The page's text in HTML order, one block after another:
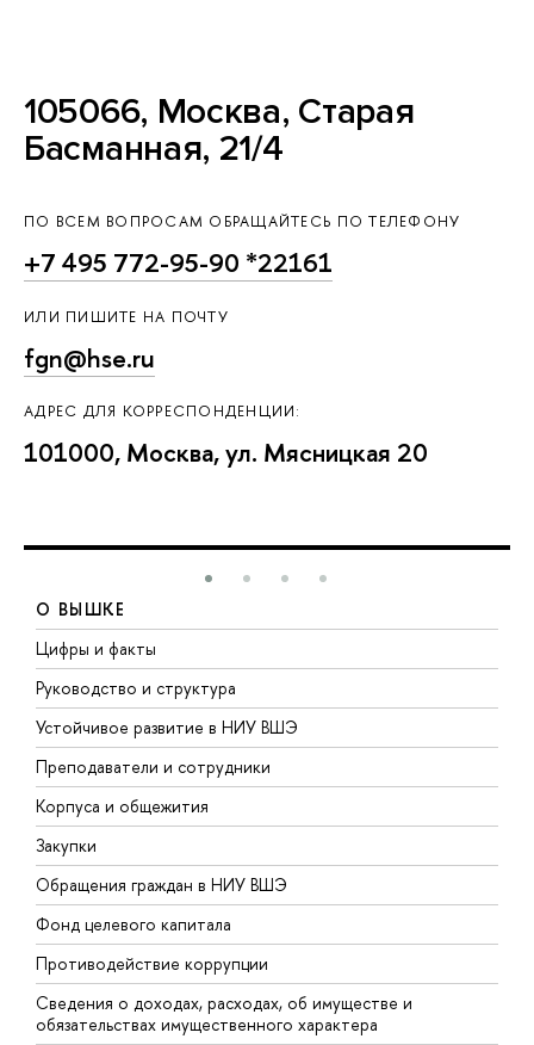
105066, Москва, Старая
Басманная, 21/4
ПО ВСЕМ ВОПРОСАМ ОБРАЩАЙТЕСЬ ПО ТЕЛЕФОНУ
+7 495 772-95-90 *22161
ИЛИ ПИШИТЕ НА ПОЧТУ
fgn@hse.ru
АДРЕС ДЛЯ КОРРЕСПОНДЕНЦИИ:
101000, Москва, ул. Мясницкая 20
О ВЫШКЕ
Цифры и факты
Руководство и структура
Устойчивое развитие в НИУ ВШЭ
Преподаватели и сотрудники
Корпуса и общежития
Закупки
Обращения граждан в НИУ ВШЭ
Фонд целевого капитала
Противодействие коррупции
Сведения о доходах, расходах, об имуществе и
обязательствах имущественного характера